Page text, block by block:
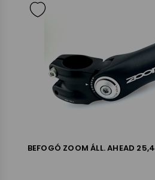
BEFOGÓ ZOOM ÁLL. AHEAD 25,4